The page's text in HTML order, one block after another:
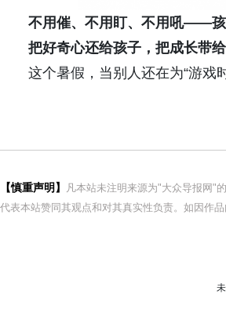
不用催、不用盯、不用吼——
把好奇心还给孩子，把成长带给
这个暑假，当别人还在为“游戏
【慎重声明】
凡本站未注明来源为"大众导报网"
代表本站赞同其观点和对其真实性负责。如因作